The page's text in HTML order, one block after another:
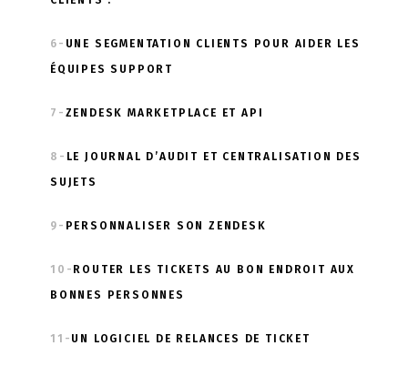
6- UNE SEGMENTATION CLIENTS POUR AIDER LES
ÉQUIPES SUPPORT
7- ZENDESK MARKETPLACE ET API
8- LE JOURNAL D’AUDIT ET CENTRALISATION DES
SUJETS
9- PERSONNALISER SON ZENDESK
10- ROUTER LES TICKETS AU BON ENDROIT AUX
BONNES PERSONNES
11- UN LOGICIEL DE RELANCES DE TICKET